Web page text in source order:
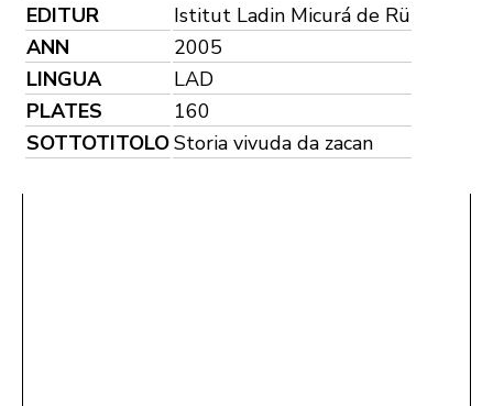
EDITUR
Istitut Ladin Micurá de Rü
ANN
2005
LINGUA
LAD
PLATES
160
SOTTOTITOLOStoria vivuda da zacan